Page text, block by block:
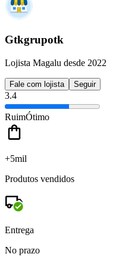
Gtkgrupotk
Lojista Magalu desde 2022
Fale com lojista Seguir
3.4
RuimÓtimo
+5mil
Produtos vendidos
Entrega
No prazo